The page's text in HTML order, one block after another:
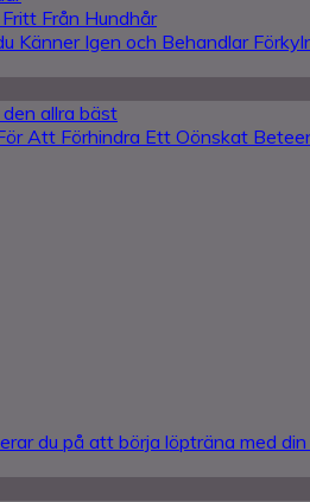
Från Hundhår
Känner Igen och Behandlar
allra bäst
Att Förhindra Ett Oönskat
du på att börja löpträna med